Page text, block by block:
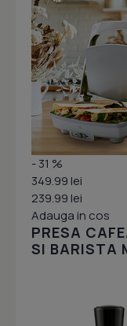
- 31 %
349.99 lei
239.99 lei
Adauga in cos
PRESA
SI BARISTA